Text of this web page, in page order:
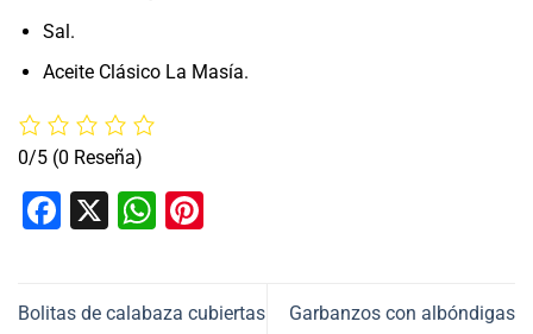
Sal.
Aceite Clásico La Masía.
0/5 (0 Reseña)
Facebook
X WhatsApp
Bolitas de calabaza cubiertas
Garbanzos con albóndigas